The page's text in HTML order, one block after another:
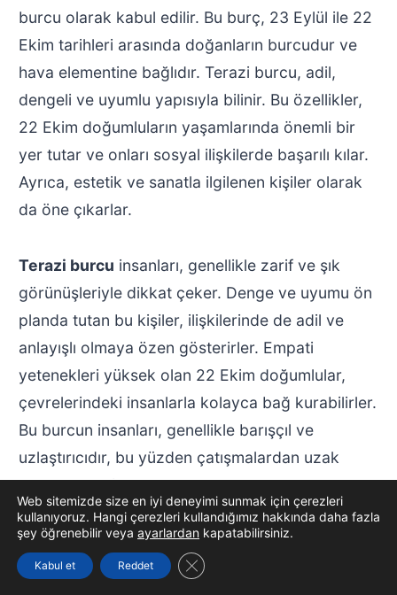
burcu olarak kabul edilir. Bu burç, 23 Eylül ile 22
Ekim tarihleri arasında doğanların burcudur ve
hava elementine bağlıdır. Terazi burcu, adil,
dengeli ve uyumlu yapısıyla bilinir. Bu özellikler,
22 Ekim doğumluların yaşamlarında önemli bir
yer tutar ve onları sosyal ilişkilerde başarılı kılar.
Ayrıca, estetik ve sanatla ilgilenen kişiler olarak
da öne çıkarlar.
Terazi burcu insanları, genellikle zarif ve şık
görünüşleriyle dikkat çeker. Denge ve uyumu ön
planda tutan bu kişiler, ilişkilerinde de adil ve
anlayışlı olmaya özen gösterirler. Empati
yetenekleri yüksek olan 22 Ekim doğumlular,
çevrelerindeki insanlarla kolayca bağ kurabilirler.
Bu burcun insanları, genellikle barışçıl ve
uzlaştırıcıdır, bu yüzden çatışmalardan uzak
durmayı tercih ederler.
22 Ekim doğumluların önemli özelliklerinden biri
de, karar verme süreçlerinde dikkatli ve
Web sitemizde size en iyi deneyimi sunmak için çerezleri
kullanıyoruz. Hangi çerezleri kullandığımız hakkında daha fazla
şey öğrenebilir veya ayarlardan kapatabilirsiniz.
Kabul et Reddet GDPR çerez şeridini kapat